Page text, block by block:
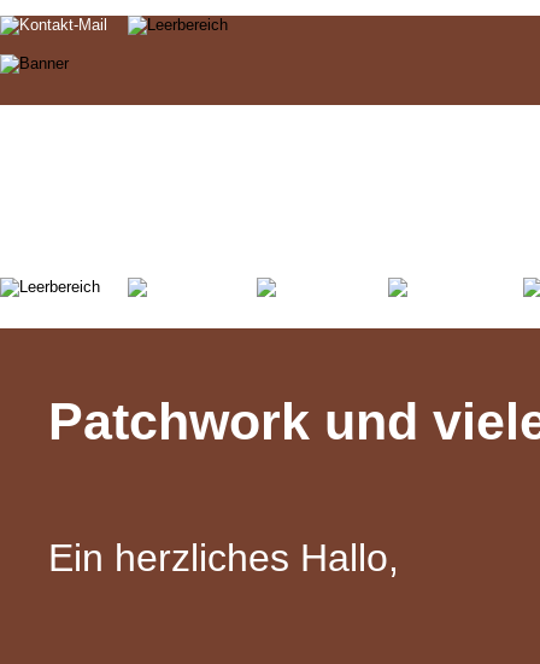
Patchwork und
Ein herzliches Hallo,